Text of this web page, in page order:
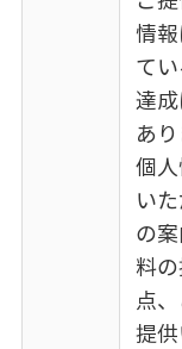
情
て
達
あり
個
い
の
料
点、
提